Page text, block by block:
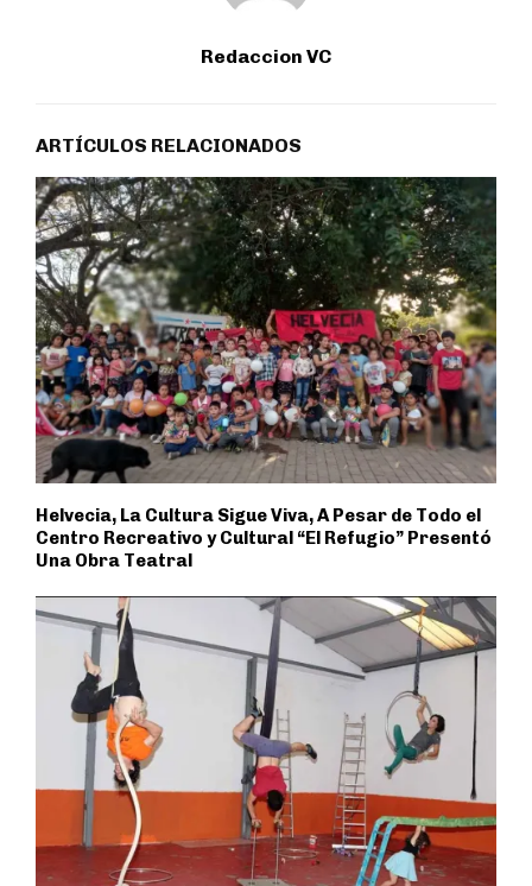
Redaccion VC
ARTÍCULOS RELACIONADOS
Helvecia, La Cultura Sigue Viva, A Pesar de Todo el
Centro Recreativo y Cultural “El Refugio” Presentó
Una Obra Teatral